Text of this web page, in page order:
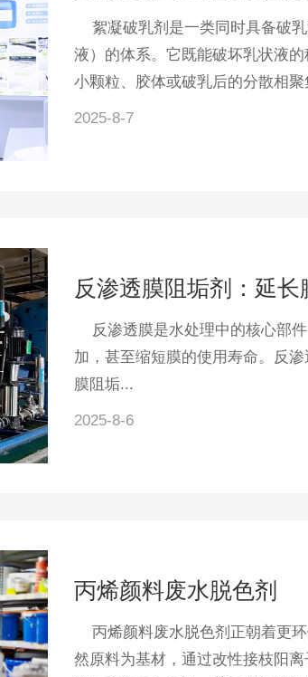
絮凝破乳剂是一类同时具备破
液）的体系。它既能破坏乳状液
小颗粒、胶体或破乳后的分散相
2025-8-7
反渗透膜阻垢剂：延
反渗透膜是水处理中的核心部
加，甚至缩短膜的使用寿命。反
膜阻垢...
2025-8-6
丙烯颜料废水脱色剂
丙烯颜料废水脱色剂正朝着更
然原料为基材，通过改性接枝阳